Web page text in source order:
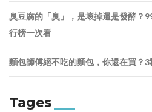
臭豆腐的「臭」，是壞掉還是發酵？
行榜一次看
麵包師傅絕不吃的麵包，你還在買？3
Tages